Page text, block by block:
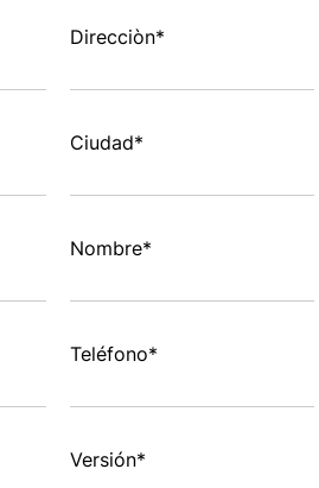
Direcciòn*
Ciudad*
Nombre*
Teléfono*
Versión*